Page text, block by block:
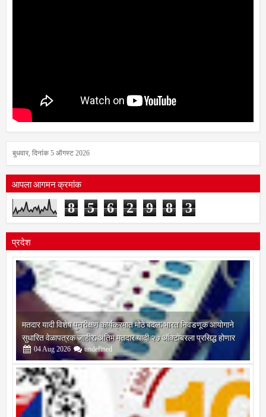
आपला आगमन क्रमांक
8 5 6 2 9 8 3
प्रदेश
मतदार यादी विशेष पुनरीक्षण कार्यक्रमात मोठे बदल; भारत निवडणूक आयोगाने
सुधारित वेळापत्रक जाहीर; अंतिम मतदार यादी २७ ऑक्टोबरला प्रसिद्ध होणार
2026 undefined